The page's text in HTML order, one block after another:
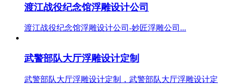
渡江战役纪念馆浮雕设计公司
渡江战役纪念馆浮雕设计公司-妙匠浮雕公司...
武警部队大厅浮雕设计定制
武警部队大厅浮雕设计定制，武警部队大厅浮雕设计定